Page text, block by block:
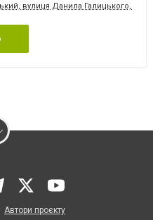
вулиця Данила Галицького, 11/
Автори проєкту